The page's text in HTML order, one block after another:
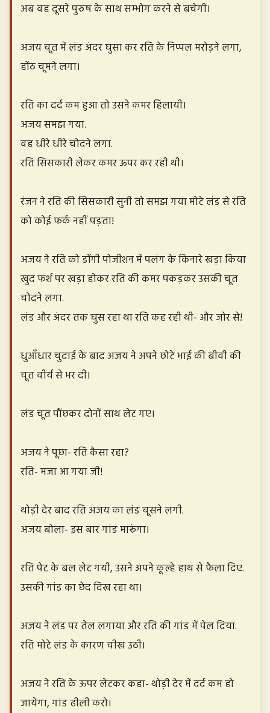
अब वह दूसरे पुरुष के साथ सम्भोग करने से बचेगी।
अजय चूत में लंड अंदर घुसा कर रति के निप्पल मरोड़ने लगा,
होंठ चूमने लगा।
रति का दर्द कम हुआ तो उसने कमर हिलायी।
अजय समझ गया.
वह धीरे धीरे चोदने लगा.
रति सिसकारी लेकर कमर ऊपर कर रही थी।
रंजन ने रति की सिसकारी सुनी तो समझ गया मोटे लंड से रति
को कोई फर्क नहीं पड़ता!
अजय ने रति को डॉगी पोजीशन में पलंग के किनारे खड़ा किया
खुद फर्श पर खड़ा होकर रति की कमर पकड़कर उसकी चूत
चोदने लगा.
लंड और अंदर तक घुस रहा था रति कह रही थी- और जोर से!
धुआँधार चुदाई के बाद अजय ने अपने छोटे भाई की बीवी की
चूत वीर्य से भर दी।
लंड चूत पौंछकर दोनों साथ लेट गए।
अजय ने पूछा- रति कैसा रहा?
रति- मजा आ गया जी!
थोड़ी देर बाद रति अजय का लंड चूसने लगी.
अजय बोला- इस बार गांड मारूंगा।
रति पेट के बल लेट गयी, उसने अपने कूल्हे हाथ से फैला दिए.
उसकी गांड का छेद दिख रहा था।
अजय ने लंड पर तेल लगाया और रति की गांड में पेल दिया.
रति मोटे लंड के कारण चीख उठी।
अजय ने रति के ऊपर लेटकर कहा- थोड़ी देर में दर्द कम हो
जायेगा, गांड ढीली करो।